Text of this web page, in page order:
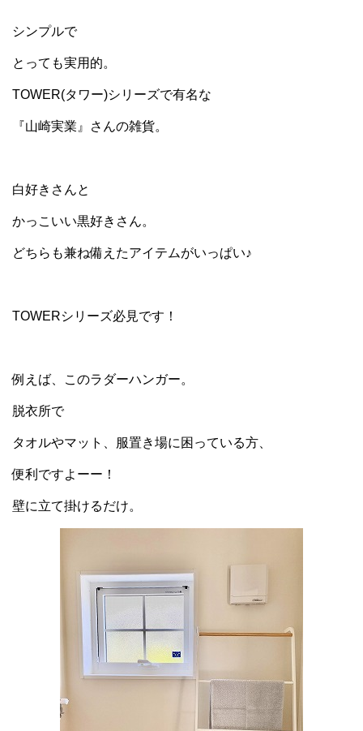
シンプルで
とっても実用的。
TOWER(タワー)シリーズで有名な
『山崎実業』さんの雑貨。
白好きさんと
かっこいい黒好きさん。
どちらも兼ね備えたアイテムがいっぱい♪
TOWERシリーズ必見です！
例えば、このラダーハンガー。
脱衣所で
タオルやマット、服置き場に困っている方、
便利ですよーー！
壁に立て掛けるだけ。